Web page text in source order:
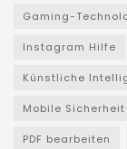
Gaming-
Instagram Hilfe
Künstliche
Mobile Sicherheit
PDF bearbeiten